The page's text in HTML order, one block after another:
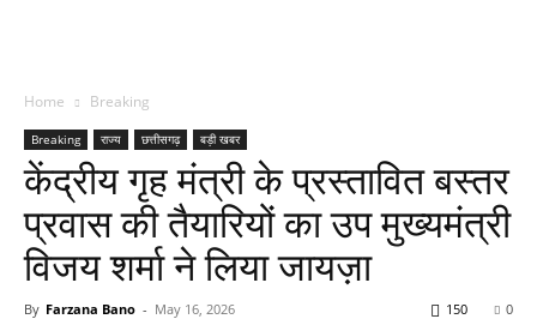
Home Breaking
Breaking राज्य छत्तीसगढ़ बड़ी खबर
केंद्रीय गृह मंत्री के प्रस्तावित बस्तर
प्रवास की तैयारियों का उप मुख्यमंत्री
विजय शर्मा ने लिया जायज़ा
By Farzana Bano - May 16, 2026 0
150